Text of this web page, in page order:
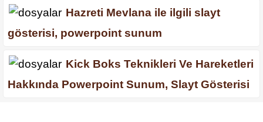
Hazreti Mevlana ile ilgili slayt
gösterisi, powerpoint sunum
Kick Boks Teknikleri Ve Hareketleri
Hakkında Powerpoint Sunum, Slayt Gösterisi